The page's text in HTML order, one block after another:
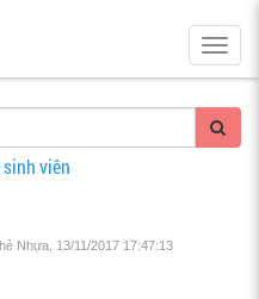
viên
Nhựa , 13/11/2017 17:47:13